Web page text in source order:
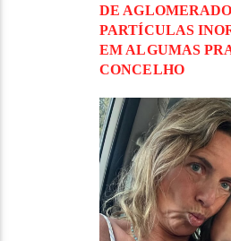
DE
PARTÍCULAS
EM ALGUMAS
CONCELHO